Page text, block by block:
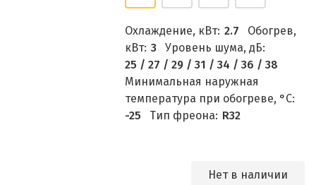
Охлаждение, кВт: 2.7
Обогрев,
кВт: 3
Уровень шума, дБ:
25 / 27 / 29 / 31 / 34 / 36 / 38
Минимальная наружная
температура при обогреве, °C:
-25
Тип фреона: R32
Нет в наличии